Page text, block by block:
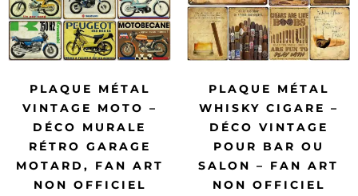
PLAQUE MÉTAL
VINTAGE MOTO –
DÉCO MURALE
RÉTRO GARAGE
MOTARD, FAN ART
NON OFFICIEL
PLAQUE MÉTAL
WHISKY CIGARE –
DÉCO VINTAGE
POUR BAR OU
SALON – FAN ART
NON OFFICIEL